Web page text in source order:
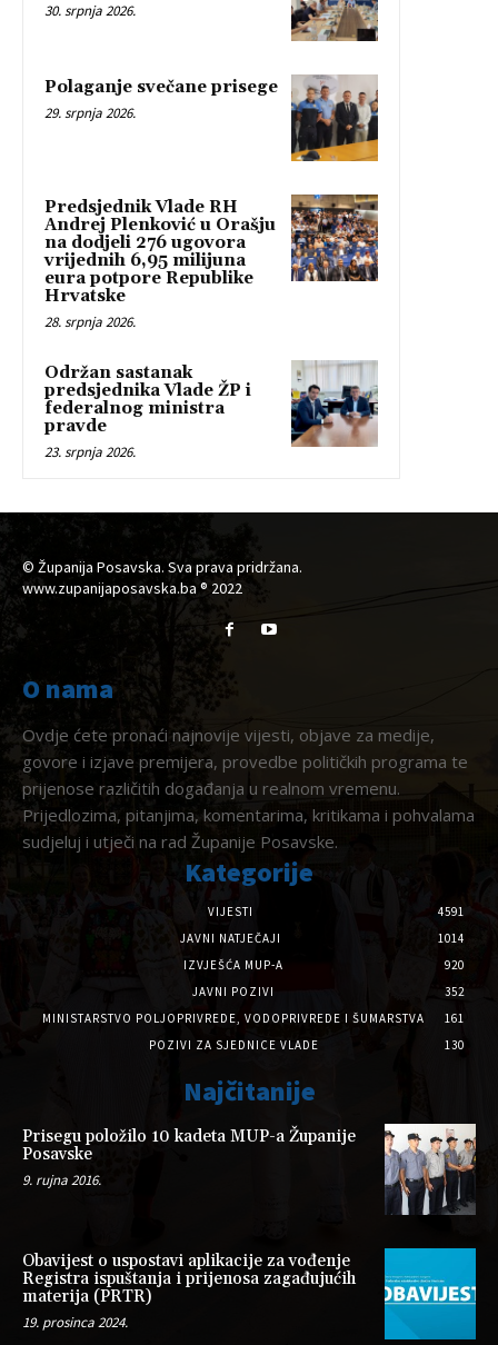
30. srpnja 2026.
Polaganje svečane prisege
29. srpnja 2026.
Predsjednik Vlade RH
Andrej Plenković u Orašju
na dodjeli 276 ugovora
vrijednih 6,95 milijuna
eura potpore Republike
Hrvatske
28. srpnja 2026.
Održan sastanak
predsjednika Vlade ŽP i
federalnog ministra
pravde
23. srpnja 2026.
© Županija Posavska. Sva prava pridržana.
www.zupanijaposavska.ba ® 2022
O nama
Ovdje ćete pronaći najnovije vijesti, objave za medije,
govore i izjave premijera, provedbe političkih programa te
prijenose različitih događanja u realnom vremenu.
Prijedlozima, pitanjima, komentarima, kritikama i pohvalama
sudjeluj i utječi na rad Županije Posavske.
Kategorije
VIJESTI
4591
JAVNI NATJEČAJI
1014
IZVJEŠĆA MUP-A
920
JAVNI POZIVI
352
MINISTARSTVO POLJOPRIVREDE, VODOPRIVREDE I ŠUMARSTVA
161
POZIVI ZA SJEDNICE VLADE
130
Najčitanije
Prisegu položilo 10 kadeta MUP-a Županije
Posavske
9. rujna 2016.
Obavijest o uspostavi aplikacije za vođenje
Registra ispuštanja i prijenosa zagađujućih
materija (PRTR)
19. prosinca 2024.